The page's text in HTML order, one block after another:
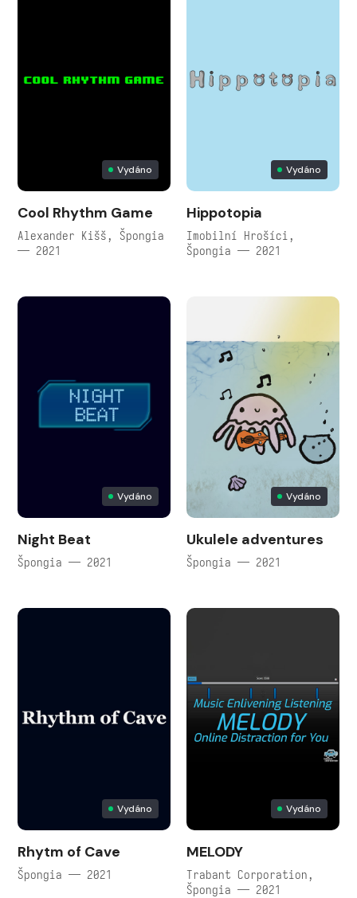
Vydáno
Cool Rhythm Game
Alexander Kišš, Špongia
— 2021
Vydáno
Hippotopia
Imobilní Hrošíci,
Špongia — 2021
Vydáno
Night Beat
Špongia — 2021
Vydáno
Ukulele adventures
Špongia — 2021
Vydáno
Rhytm of Cave
Špongia — 2021
Vydáno
MELODY
Trabant Corporation,
Špongia — 2021